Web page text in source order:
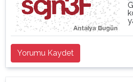
Yorumu Kaydet